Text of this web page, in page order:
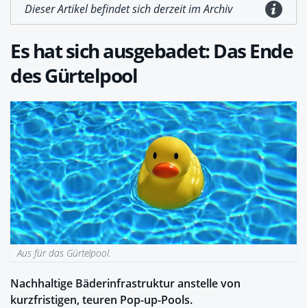
Dieser Artikel befindet sich derzeit im Archiv
Es hat sich ausgebadet: Das Ende
des Gürtelpool
Aus für das Gürtelpool.
Nachhaltige Bäderinfrastruktur anstelle von
kurzfristigen, teuren Pop-up-Pools.